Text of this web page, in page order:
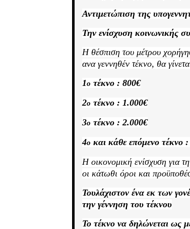
Αντιμετώπιση της
Την ενίσχυση κοινωνικής
Η θέσπιση του μέτρου
ανα γεννηθέν τέκνο, θα
1ο τέκνο : 800€
2ο τέκνο : 1.000€
3ο τέκνο : 2.000€
4ο και κάθε επόμενο τέκνο :
H οικονομική ενίσχυση για
οι κάτωθι όροι και
Τουλάχιστον ένα εκ των
την γέννηση του τέκνου
Το τέκνο να δηλώνεται ως